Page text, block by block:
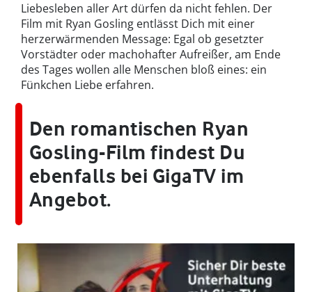
Liebesleben aller Art dürfen da nicht fehlen. Der
Film mit Ryan Gosling entlässt Dich mit einer
herzerwärmenden Message: Egal ob gesetzter
Vorstädter oder machohafter Aufreißer, am Ende
des Tages wollen alle Menschen bloß eines: ein
Fünkchen Liebe erfahren.
Den romantischen Ryan
Gosling-Film findest Du
ebenfalls bei GigaTV im
Angebot.